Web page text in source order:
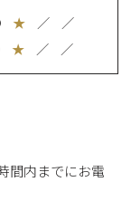
★ ／ ／
★ ／ ／
間内までにお電